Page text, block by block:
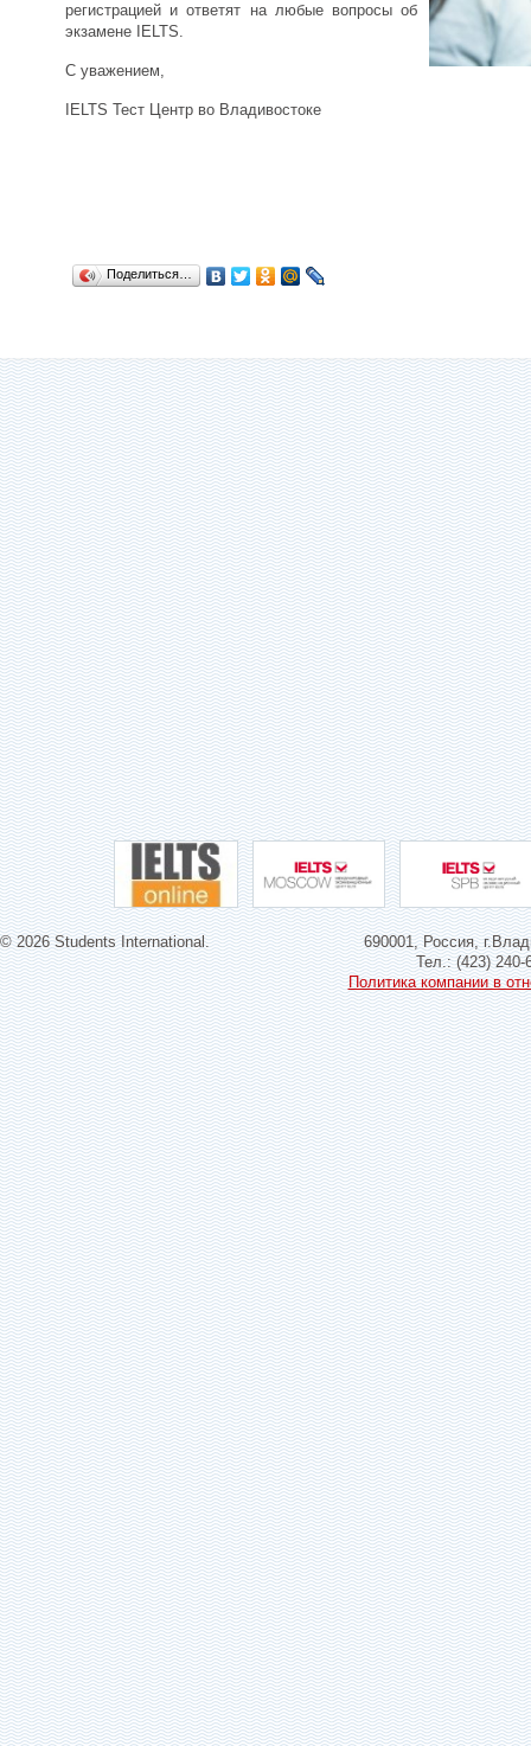
регистрацией и ответят на любые вопросы об
экзамене IELTS.
С уважением,
IELTS Тест Центр во Владивостоке
Поделиться…
© 2026 Students International.
690001, Россия,
Тел.: (423)
Политика компании в